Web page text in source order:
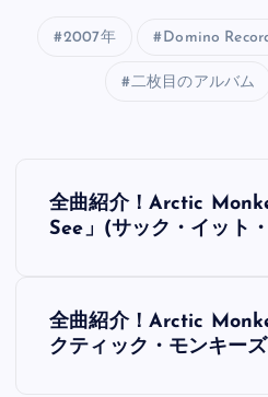
2007年 Domino
二枚目のアルバム
投
稿
ビ
全曲紹介！Arctic
See」(サック・イット
全曲紹介！Arctic
クティック・モンキーズ